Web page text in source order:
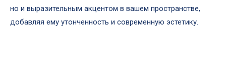
но и выразительным акцентом в вашем пространстве,
добавляя ему утонченность и современную эстетику.